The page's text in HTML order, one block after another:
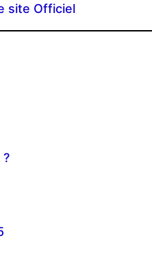
site Officiel
?